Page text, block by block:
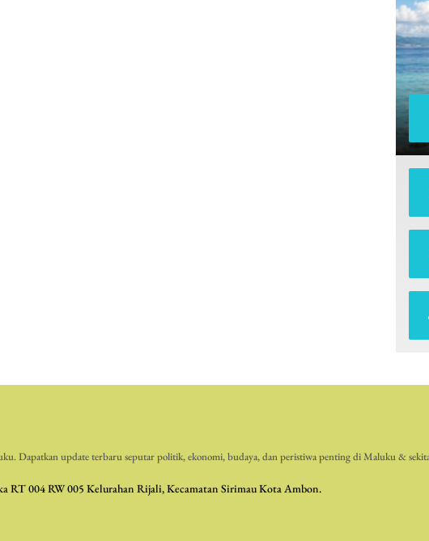
Dapatkan update terbaru seputar politik, ekonomi, budaya, dan peristiwa penting di Maluku &
RT 004 RW 005 Kelurahan Rijali, Kecamatan Sirimau Kota Ambon.